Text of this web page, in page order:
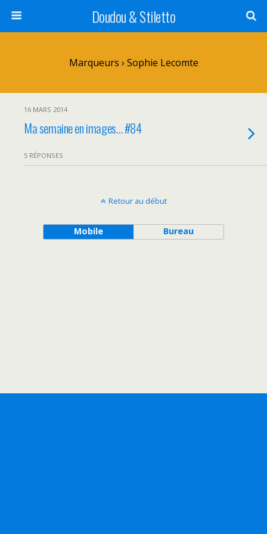
Doudou & Stiletto
Marqueurs › Sophie Lecomte
16 MARS 2014
Ma semaine en images… #84
5 RÉPONSES
Retour au début
Mobile Bureau